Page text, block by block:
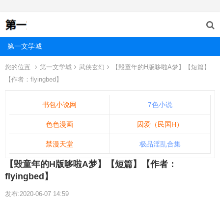
第一文学城
您的位置 第一文学城 武侠玄幻
【毁童年的H版哆啦A梦】【短篇】
【作者：flyingbed】
书包小说网 7色小说
色色漫画 囚爱（民国H）
禁漫天堂 极品淫乱合集
【毁童年的H版哆啦A梦】【短篇】【作者：
flyingbed】
发布:2020-06-07 14:59